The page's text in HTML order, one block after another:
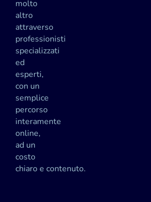
molto
altro
attraverso
professionisti
specializzati
ed
esperti,
con un
semplice
percorso
interamente
online,
ad un
costo
chiaro e contenuto.